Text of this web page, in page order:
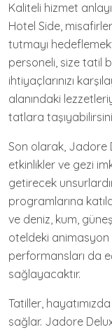
Kaliteli hizmet
Hotel Side,
tutmayı
personeli, size tatil
ihtiyaçlarınızı
alanındaki
tatlara
Son olarak, Jadore
etkinlikler ve gezi
getirecek
programlarına
ve deniz, kum,
oteldeki animasyon
performansları da
sağlayacaktır.
Tatiller,
sağlar. Jadore